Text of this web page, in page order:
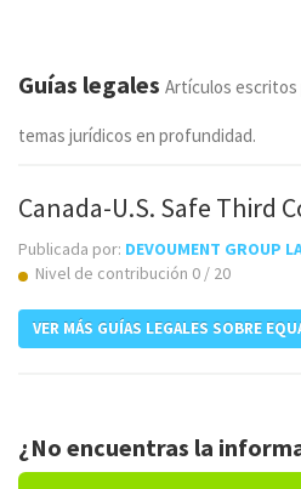
Guías legales Artículos
temas jurídicos en profundidad.
Canada-U.S. Safe Third
Publicada por: DEVOUMENT GROUP
Nivel de contribución 0 / 20
VER MÁS GUÍAS LEGALES SOBRE
¿No encuentras la